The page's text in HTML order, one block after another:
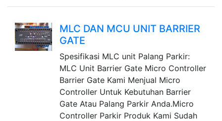
MLC DAN MCU UNIT BARRIER
GATE
Spesifikasi MLC unit Palang Parkir:
MLC Unit Barrier Gate Micro Controller
Barrier Gate Kami Menjual Micro
Controller Untuk Kebutuhan Barrier
Gate Atau Palang Parkir Anda.Micro
Controller Parkir Produk Kami Sudah